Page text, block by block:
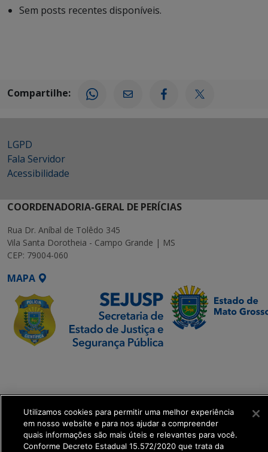
Sem posts recentes disponíveis.
Compartilhe:
LGPD
Fala Servidor
Acessibilidade
COORDENADORIA-GERAL DE PERÍCIAS
Rua Dr. Aníbal de Tolêdo 345
Vila Santa Dorotheia - Campo Grande | MS
CEP: 79004-060
MAPA
Transformação Digital
get_footer();
Utilizamos cookies para permitir uma melhor experiência
em nosso website e para nos ajudar a compreender
quais informações são mais úteis e relevantes para você.
Conforme Decreto Estadual 15.572/2020 que trata da